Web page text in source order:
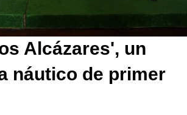
Alcázares', un
náutico de primer